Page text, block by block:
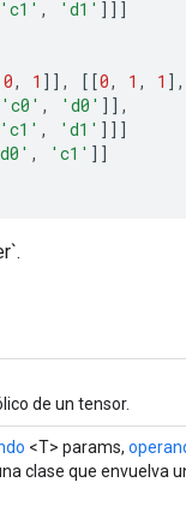
'c1' , 'd1' ]]]
0, 1 ]], [[0, 1 , 1 ],
'c0' , 'd0' ]],
'c1' , 'd1' ]]]
, 'c1' ]]
de un tensor.
<T> params,
clase que envuelva